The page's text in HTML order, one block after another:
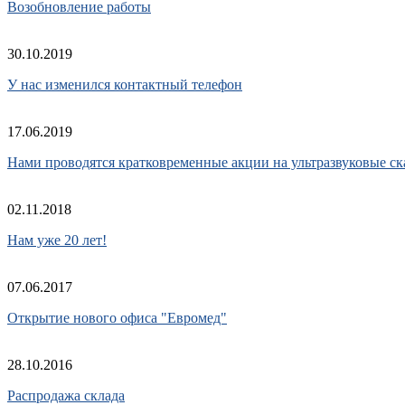
Возобновление работы
30.10.2019
У нас изменился контактный телефон
17.06.2019
Нами проводятся кратковременные акции на ультразвуковые
02.11.2018
Нам уже 20 лет!
07.06.2017
Открытие нового офиса "Евромед"
28.10.2016
Распродажа склада